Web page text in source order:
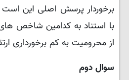
برخوردار پرسش اصلی این
با استناد به کدامین شاخص
از محرومیت به کم برخورداری
سوال دوم